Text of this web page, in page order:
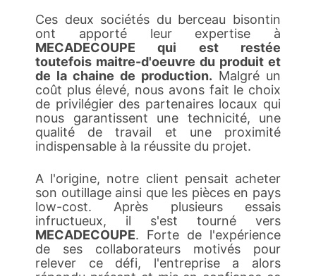
Ces deux sociétés du berceau bisontin
ont apporté leur expertise à
MECADECOUPE qui est restée
toutefois maitre-d'oeuvre du produit et
de la chaine de production. Malgré un
coût plus élevé, nous avons fait le choix
de privilégier des partenaires locaux qui
nous garantissent une technicité, une
qualité de travail et une proximité
indispensable à la réussite du projet.
A l'origine, notre client pensait acheter
son outillage ainsi que les pièces en pays
low-cost. Après plusieurs essais
infructueux, il s'est tourné vers
MECADECOUPE. Forte de l'expérience
de ses collaborateurs motivés pour
relever ce défi, l'entreprise a alors